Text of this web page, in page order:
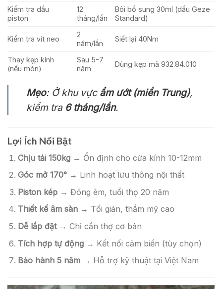
Kiểm tra dầu
piston
12
tháng/lần
Bôi bổ sung 30ml (dầu Geze
Standard)
Kiểm tra vít neo
2
năm/lần
Siết lại 40Nm
Thay kẹp kính
(nếu mòn)
Sau 5-7
năm
Dùng kẹp mã 932.84.010
Mẹo: Ở khu vực ẩm ướt (miền Trung),
kiểm tra 6 tháng/lần.
Lợi Ích Nổi Bật
Chịu tải 150kg→ Ổn định cho cửa kính 10-12mm
Góc mở 170°→ Linh hoạt lưu thông nội thất
Piston kép→ Đóng êm, tuổi thọ 20 năm
Thiết kế âm sàn→ Tối giản, thẩm mỹ cao
Dễ lắp đặt→ Chỉ cần thợ cơ bản
Tích hợp tự động→ Kết nối cảm biến (tùy chọn)
Bảo hành 5 năm→ Hỗ trợ kỹ thuật tại Việt Nam